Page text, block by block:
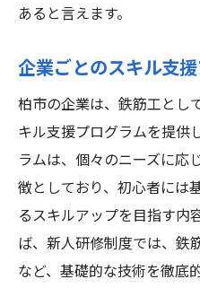
あると言えます。
企業ごとのスキル支
柏市の企業は、鉄筋工とし
キル支援プログラムを提供
ラムは、個々のニーズに応
徴としており、初心者には
るスキルアップを目指す内
ば、新人研修制度では、鉄
など、基礎的な技術を徹底